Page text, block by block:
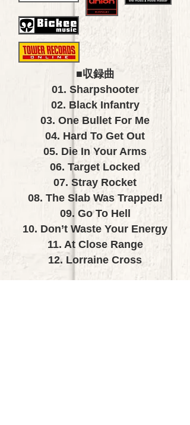
■収録曲
01. Sharpshooter
02. Black Infantry
03. One Bullet For Me
04. Hard To Get Out
05. Die In Your Arms
06. Target Locked
07. Stray Rocket
08. The Slab Was Trapped!
09. Go To Hell
10. Don’t Waste Your Energy
11. At Close Range
12. Lorraine Cross